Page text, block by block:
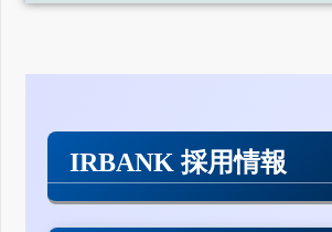
IRBANK 採用情報